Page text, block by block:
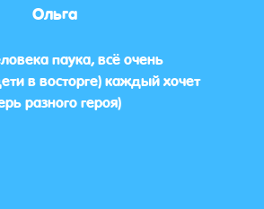
Ольга
паука, всё очень
в восторге) каждый хочет
разного героя)